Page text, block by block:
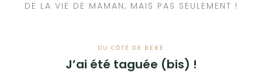
DE LA VIE DE MAMAN, MAIS PAS SEULEMENT !
DU CÔTÉ DE BÉBÉ
J’ai été taguée (bis) !